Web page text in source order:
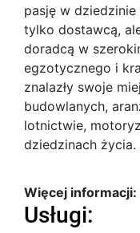
pasję w
tylko dostawcą,
doradcą w
egzotycznego i
znalazły swoje
budowlanych,
lotnictwie,
dziedzinach życia.
Więcej informacji:
Usługi: